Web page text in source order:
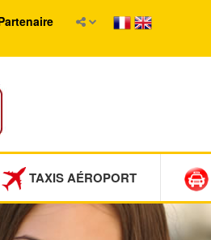
TAXIS AÉROPORT